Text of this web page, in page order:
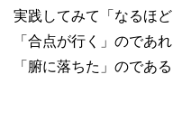
実践してみて「なるほ
「合点が行く」のであ
「腑に落ちた」のである